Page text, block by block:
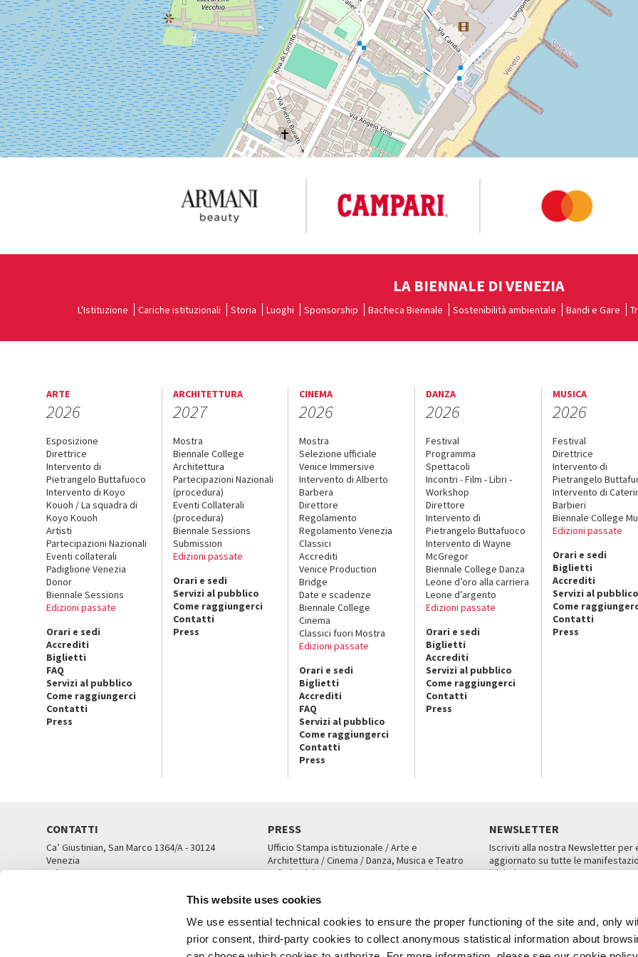
This website uses cookies
We use essential technical cookies to ensure the proper functioning of the site and, only
prior consent, third-party cookies to collect anonymous statistical information about
LA BIENNALE DI VENEZIA
L'Istituzione Cariche istituzionali Storia Luoghi Sponsorship Bacheca Biennale Sostenibilità ambientale Bandi e Gare
ARTE
2026
Esposizione
Direttrice
Intervento di
Pietrangelo Buttafuoco
Intervento di Koyo
Kouoh / La squadra di
Koyo Kouoh
Artisti
Partecipazioni Nazionali
Eventi collaterali
Padiglione Venezia
Donor
Biennale Sessions
Edizioni passate
Orari e sedi
Accrediti
Biglietti
FAQ
Servizi al pubblico
Come raggiungerci
Contatti
Press
ARCHITETTURA
2027
Mostra
Biennale College
Architettura
Partecipazioni Nazionali
(procedura)
Eventi Collaterali
(procedura)
Biennale Sessions
Submission
Edizioni passate
Orari e sedi
Servizi al pubblico
Come raggiungerci
Contatti
Press
CINEMA
2026
Mostra
Selezione ufficiale
Venice Immersive
Intervento di Alberto
Barbera
Direttore
Regolamento
Regolamento Venezia
Classici
Accrediti
Venice Production
Bridge
Date e scadenze
Biennale College
Cinema
Classici fuori Mostra
Edizioni passate
Orari e sedi
Biglietti
Accrediti
FAQ
Servizi al pubblico
Come raggiungerci
Contatti
Press
DANZA
2026
Festival
Programma
Spettacoli
Incontri - Film - Libri -
Workshop
Direttore
Intervento di
Pietrangelo Buttafuoco
Intervento di Wayne
McGregor
Biennale College Danza
Leone d’oro alla carriera
Leone d’argento
Edizioni passate
Orari e sedi
Biglietti
Accrediti
Servizi al pubblico
Come raggiungerci
Contatti
Press
MUSICA
2026
Festival
Direttrice
Intervento di
Pietrangelo
Intervento di
Barbieri
Biennale College
Edizioni passate
Orari e sedi
Biglietti
Accrediti
Servizi al pubblico
Come
Contatti
Press
CONTATTI
Ca’ Giustinian, San Marco 1364/A - 30124
Venezia
Tel. 041 5218711
PRESS
Ufficio Stampa istituzionale / Arte e
Architettura / Cinema / Danza, Musica e Teatro
Ca’ Giustinian, San Marco 1364/A, Venezia
UFFICI STAMPA
NEWSLETTER
Iscriviti alla nostra Newsletter per
aggiornato su tutte le
iniziative.